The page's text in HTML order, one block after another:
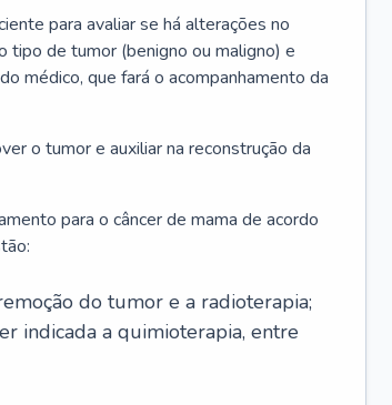
para avaliar se há alterações no
tipo de tumor (benigno ou maligno) e
médico, que fará o acompanhamento da
o tumor e auxiliar na reconstrução da
para o câncer de mama de acordo
do tumor e a radioterapia;
indicada a quimioterapia, entre